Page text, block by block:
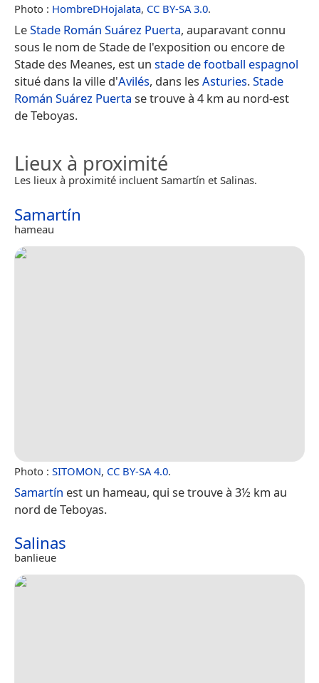
Photo : HombreDHojalata, CC BY-SA 3.0.
LeStade Román Suárez Puerta, auparavant connu
sous le nom de Stade de l'exposition ou encore de
Stade des Meanes, est un stade de football espagnol
situé dans la ville d'Avilés, dans les Asturies.Stade
Román Suárez Puerta se trouve à 4 km au nord-est
de Teboyas.
Lieux à proximité
Les lieux à proximité incluent Samartín et Salinas.
Samartín
hameau
Photo : SITOMON, CC BY-SA 4.0.
Samartín est un hameau, qui se trouve à 3½ km au
nord de Teboyas.
Salinas
banlieue